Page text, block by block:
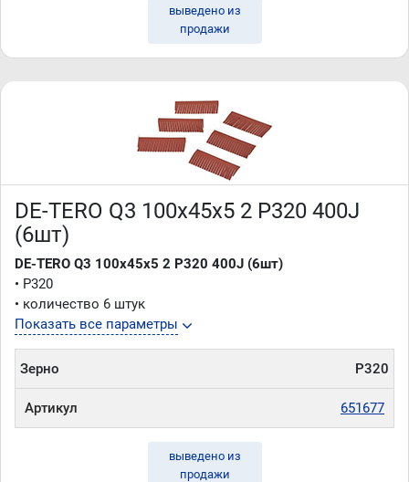
выведено из
продажи
DE-TERO Q3 100х45х5 2 P320 400J
(6шт)
DE-TERO Q3 100х45х5 2 P320 400J (6шт)
• P320
• количество 6 штук
Показать все параметры
Зерно P320
Артикул 651677
выведено из
продажи